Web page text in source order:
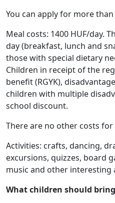
You can apply for more
Meal costs: 1400 HUF/day.
day (breakfast, lunch and
those with special dietary
Children in receipt of the
benefit (RGYK),
children with multiple
school discount.
There are no other costs for
Activities: crafts, dancing,
excursions, quizzes, board
music and other interesting
What children should